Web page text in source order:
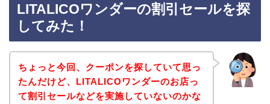
LITALICOワンダーの割引セールを探
してみた！
ちょっと今回、クーポンを探していて思っ
たんだけど、LITALICOワンダーのお店っ
て割引セールなどを実施していないのかな